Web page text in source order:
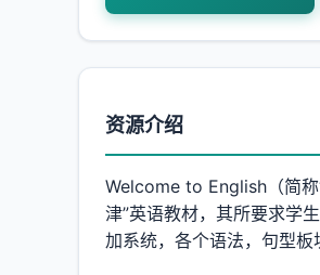
资源介绍
Welcome to English（简称
津”英语教材，其所要求学
加系统，各个语法，句型板